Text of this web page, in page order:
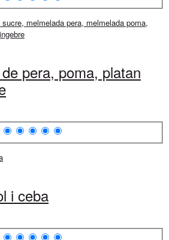
pera, poma, platan
i ceba